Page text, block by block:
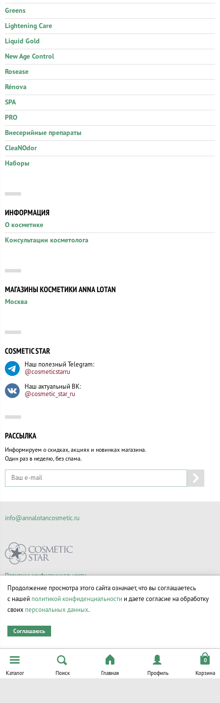
Greens
Lightening Care
Liquid Gold
New Age Control
Rosease
Rénova
SPA
PRO
Внесерийные препараты
CleaNOdor
Наборы
ИНФОРМАЦИЯ
О косметике
Консультации косметолога
МАГАЗИНЫ КОСМЕТИКИ ANNA LOTAN
Москва
COSMETIC STAR
Наш полезный Telegram:
@cosmeticstarru
Наш актуальный ВК:
@cosmetic_star_ru
РАССЫЛКА
Информируем о скидках, акциях и новинках магазина.
Один раз в неделю, без спама.
Политика конфиденциальности
Правила продажи товаров
Согласие на обработку персональных данных
info@annalotancosmetic.ru
© Все права на товарные знаки принадлежат их законным владельцам.
Каталог Поиск Главная Профиль Корзина
Продолжение просмотра этого сайта означает, что вы соглашаетесь
с нашей политикой конфиденциальности и даете согласие на обработку
своих персональных данных.
Соглашаюсь